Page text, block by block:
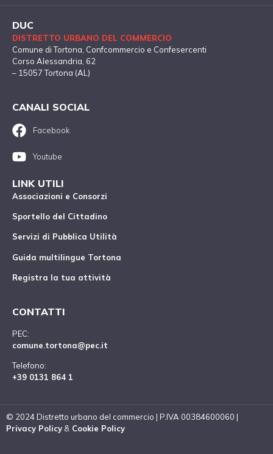
DUC
DISTRETTO URBANO DEL COMMERCIO
Comune di Tortona , Confcommercio e Confesercenti
Corso Alessandria, 62
– 15057 Tortona (AL)
CANALI SOCIAL
Facebook
Youtube
LINK UTILI
Associazioni e Consorzi
Sportello del Cittadino
Servizi di Pubblica Utilità
Guida multilingue Tortona
Registra la tua attività
CONTATTI
PEC:
comune.tortona@pec.it
Telefono:
+39 0131 864 1
© 2024 Distretto urbano del commercio | P.IVA 00384600060 |
Privacy Policy & Cookie Policy